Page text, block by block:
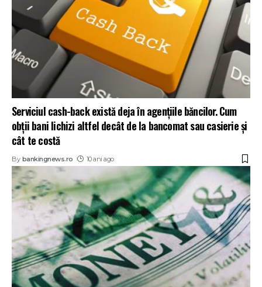
Serviciul cash-back există deja în agențiile băncilor. Cum
obții bani lichizi altfel decât de la bancomat sau casierie și
cât te costă
By bankingnews.ro 10 ani ago